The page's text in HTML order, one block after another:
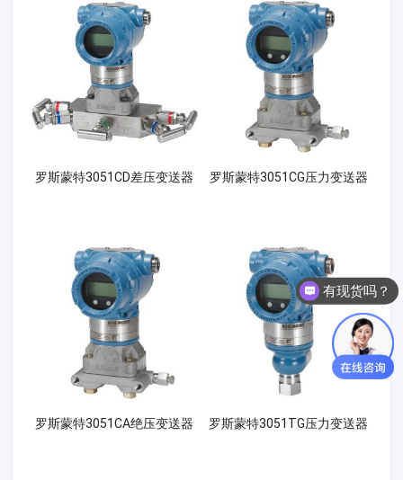
罗斯蒙特3051CD差压变送器 罗斯蒙特3051CG压力变送器
罗斯蒙特3051CA绝压变送器 罗斯蒙特3051TG压力变送器
有现货吗？